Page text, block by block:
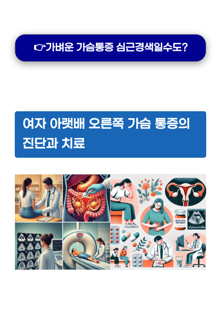
👉가벼운 가슴통증 심근경색일수도?
여자 아랫배 오른쪽 가슴 통증의
진단과 치료